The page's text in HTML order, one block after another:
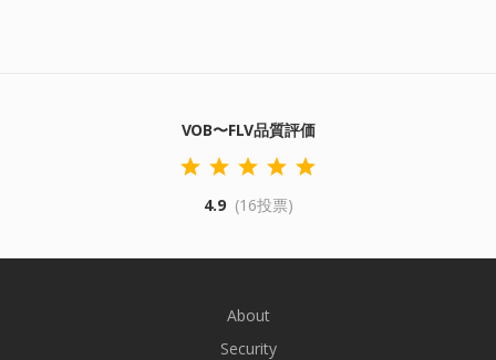
VOB〜FLV品質評価
4.9 (16投票)
About
Security